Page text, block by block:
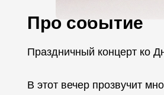
Про событие
Праздничный концерт ко
В этот вечер прозвучит